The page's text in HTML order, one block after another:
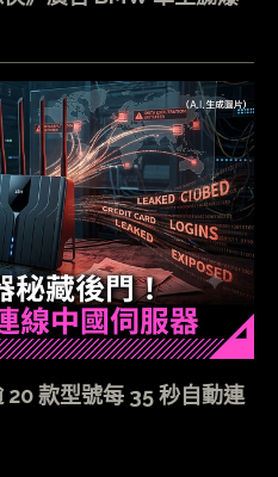
20 款型號每 35 秒自動連